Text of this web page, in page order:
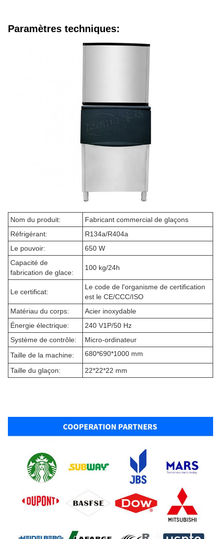
Paramètres techniques:
Nom du produit:
Fabricant commercial de glaçons
Réfrigérant:
R134a/R404a
Le pouvoir:
650 W
Capacité de
fabrication de glace:
100 kg/24h
Le certificat:
Le code de l'organisme de certification
est le CE/CCC/ISO
Matériau du corps:
Acier inoxydable
Énergie électrique:
240 V1P/50 Hz
Système de contrôle:
Micro-ordinateur
Taille de la machine:
680*690*1000 mm
Taille du glaçon: 22*22*22 mm